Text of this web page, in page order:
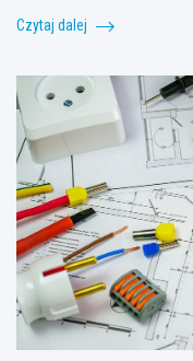
Czytaj dalej